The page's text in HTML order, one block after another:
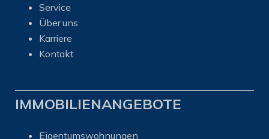
Service
Über uns
Karriere
Kontakt
IMMOBILIENANGEBOTE
Eigentumswohnungen